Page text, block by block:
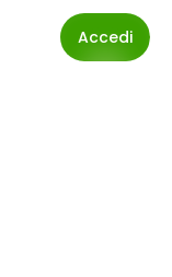
Accedi